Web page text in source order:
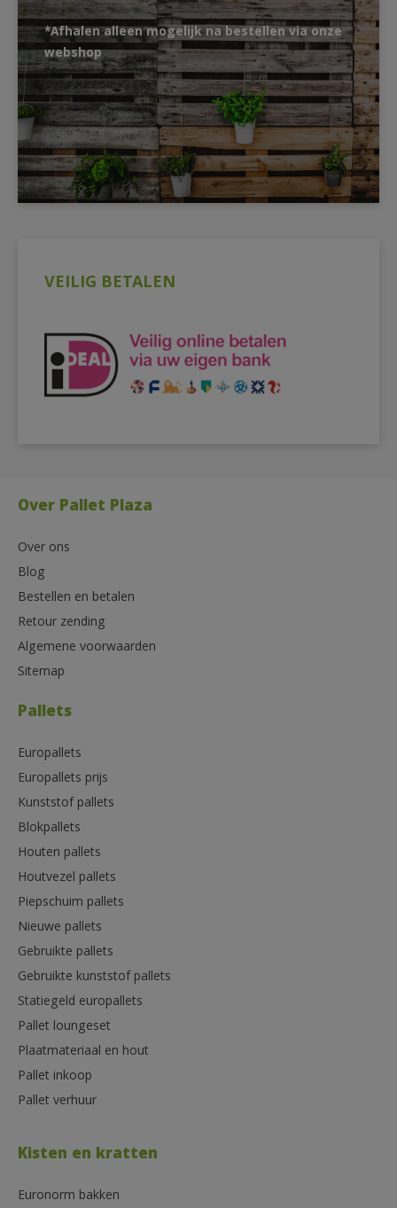
*Afhalen alleen mogelijk na bestellen via onze
webshop
VEILIG BETALEN
Over Pallet Plaza
Over ons
Blog
Bestellen en betalen
Retour zending
Algemene voorwaarden
Sitemap
Pallets
Europallets
Europallets prijs
Kunststof pallets
Blokpallets
Houten pallets
Houtvezel pallets
Piepschuim pallets
Nieuwe pallets
Gebruikte pallets
Gebruikte kunststof pallets
Statiegeld europallets
Pallet loungeset
Plaatmateriaal en hout
Pallet inkoop
Pallet verhuur
Kisten en kratten
Euronorm bakken